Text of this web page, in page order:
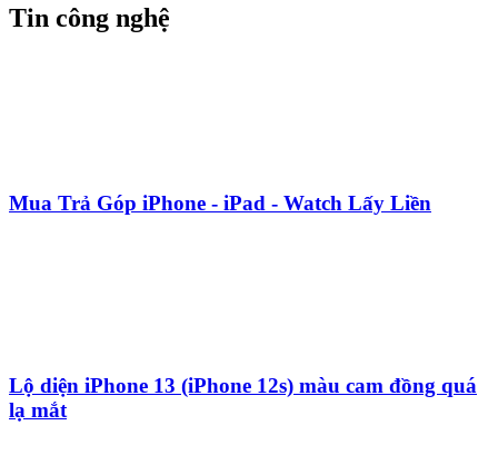
Tin công nghệ
Mua Trả Góp iPhone - iPad - Watch Lấy Liền
Lộ diện iPhone 13 (iPhone 12s) màu cam đồng quá
lạ mắt